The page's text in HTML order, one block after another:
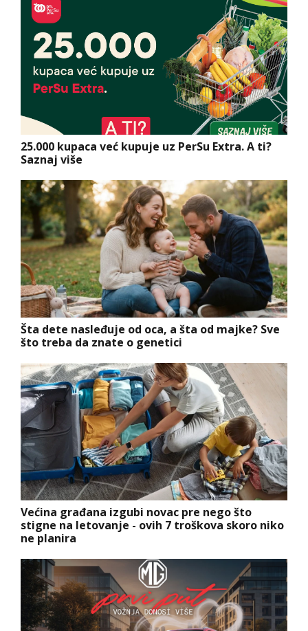
25.000 kupaca već kupuje uz PerSu Extra. A ti?
Saznaj više
Šta dete nasleđuje od oca, a šta od majke? Sve
što treba da znate o genetici
Većina građana izgubi novac pre nego što
stigne na letovanje - ovih 7 troškova skoro niko
ne planira